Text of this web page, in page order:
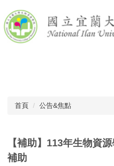
到
主
要
首頁 公告&焦點
【補助】113年生物資
補助